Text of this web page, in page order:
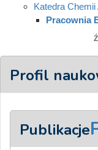
Katedra
Pracownia
Profil
Publikacje